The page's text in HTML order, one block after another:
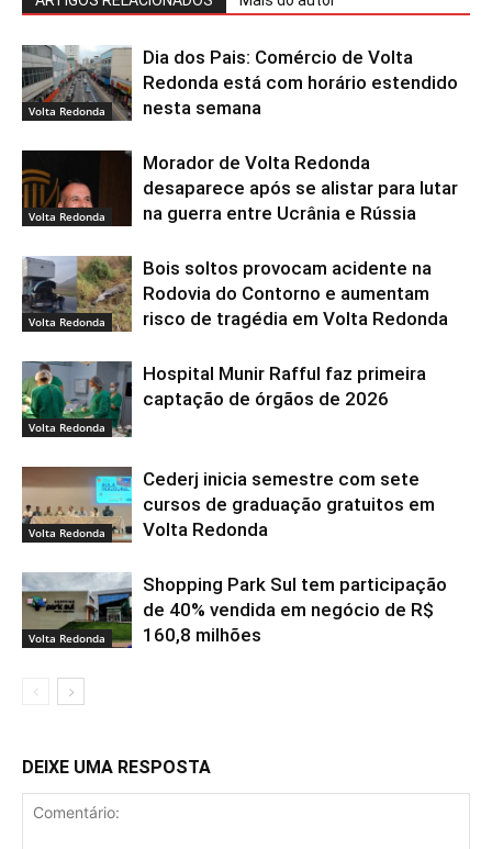
Volta Redonda
Dia dos Pais: Comércio de Volta
Redonda está com horário estendido
nesta semana
Volta Redonda
Morador de Volta Redonda
desaparece após se alistar para lutar
na guerra entre Ucrânia e Rússia
Volta Redonda
Bois soltos provocam acidente na
Rodovia do Contorno e aumentam
risco de tragédia em Volta Redonda
Volta Redonda
Hospital Munir Rafful faz primeira
captação de órgãos de 2026
Volta Redonda
Cederj inicia semestre com sete
cursos de graduação gratuitos em
Volta Redonda
Volta Redonda
Shopping Park Sul tem participação
de 40% vendida em negócio de R$
160,8 milhões
DEIXE UMA RESPOSTA